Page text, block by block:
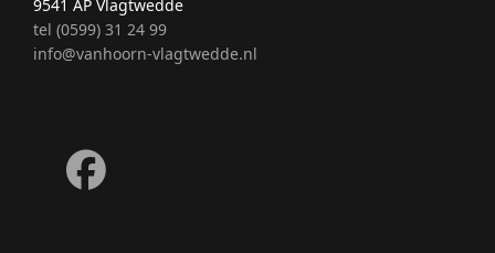
9541 AP Vlagtwedde
tel (0599) 31 24 99
info@vanhoorn-vlagtwedde.nl
facebook